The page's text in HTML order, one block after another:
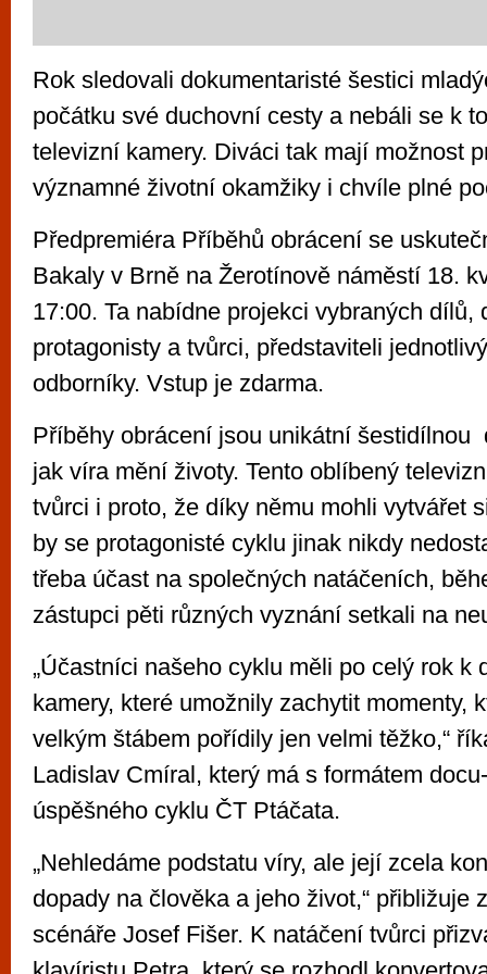
Rok sledovali dokumentaristé šestici
počátku své duchovní cesty a nebáli se k
televizní kamery. Diváci tak mají možnost
významné životní okamžiky i chvíle plné
Předpremiéra Příběhů obrácení se
Bakaly v Brně na Žerotínově náměstí 18.
17:00. Ta nabídne projekci vybraných dílů,
protagonisty a tvůrci, představiteli
odborníky. Vstup je zdarma.
Příběhy obrácení jsou unikátní šestidílnou
jak víra mění životy. Tento oblíbený
tvůrci i proto, že díky němu mohli vytvářet
by se protagonisté cyklu jinak nikdy
třeba účast na společných natáčeních,
zástupci pěti různých vyznání setkali na
„Účastníci našeho cyklu měli po celý rok k
kamery, které umožnily zachytit momenty,
velkým štábem pořídily jen velmi těžko,“
Ladislav Cmíral, který má s formátem
úspěšného cyklu ČT Ptáčata.
„Nehledáme podstatu víry, ale její zcela
dopady na člověka a jeho život,“ přibližuje
scénáře Josef Fišer. K natáčení tvůrci